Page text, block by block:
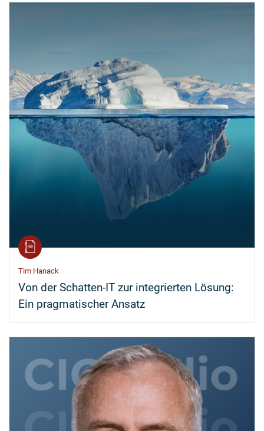
Tim Hanack
Von der Schatten-IT zur integrierten Lösung:
Ein pragmatischer Ansatz